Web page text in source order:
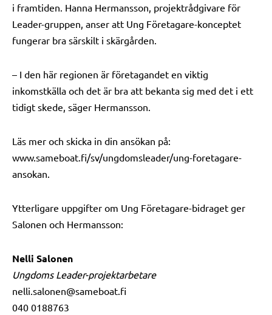
i framtiden. Hanna Hermansson, projektrådgivare för
Leader-gruppen, anser att Ung Företagare-konceptet
fungerar bra särskilt i skärgården.
– I den här regionen är företagandet en viktig
inkomstkälla och det är bra att bekanta sig med det i ett
tidigt skede, säger Hermansson.
Läs mer och skicka in din ansökan på:
www.sameboat.fi/sv/ungdomsleader/ung-foretagare-
ansokan.
Ytterligare uppgifter om Ung Företagare-bidraget ger
Salonen och Hermansson:
Nelli Salonen
Ungdoms Leader-projektarbetare
nelli.salonen@sameboat.fi
040 0188763